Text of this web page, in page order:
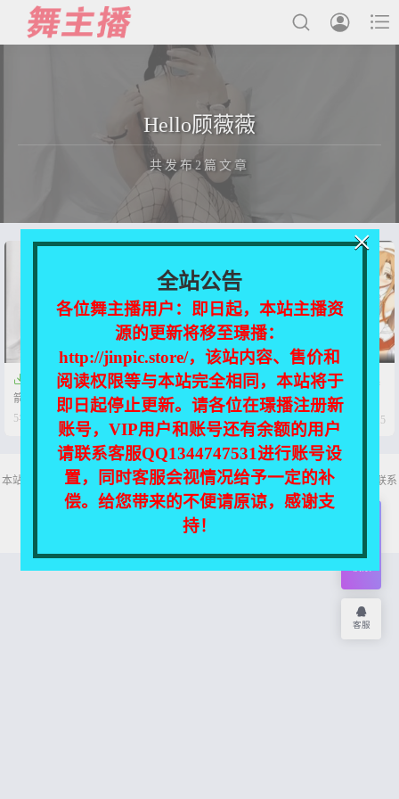



主播合集
用户中心
会员登陆
Hello顾薇薇
共发布2篇文章
正在为您加载新内容

斗鱼主播 Hello顾薇薇/薇柔呀 火
箭ASMR合集[13V/3.46G]
5年前
0  145
 斗鱼新增 Hello顾薇薇 火箭合集
[13V/3.67G]
 115
本站所有资源均收集自互联网，仅供个人欣赏交流，如不慎侵犯了您的权益，请联系
我们，我们将尽快处理！
Copyright © 2026 舞主播
全站公告
各位舞主播用户：即日起，本站主播资
源的更新将移至璟播：
http://jinpic.store/，该站内容、售价和
阅读权限等与本站完全相同，本站将于
即日起停止更新。请各位在璟播注册新
账号，VIP用户和账号还有余额的用户
请联系客服QQ1344747531进行账号设
置，同时客服会视情况给予一定的补
偿。给您带来的不便请原谅，感谢支
持！
×
会员
客服